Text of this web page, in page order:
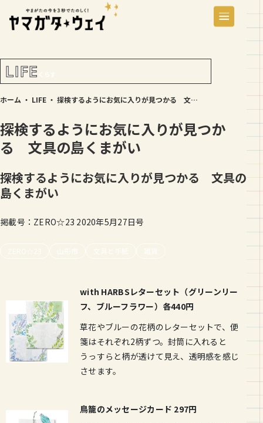
LIFE くらす
ホーム ・ LIFE ・ 探検するようにお気に入りが見つかる 文具の島くまがい
探検するようにお気に入りが見つか
る 文具の島くまがい
探検するようにお気に入りが見つかる 文具の
島くまがい
掲載号：ZERO☆23 2020年5月27日号
ZERO☆23 山形市 文具と手紙 雑貨
with HARBSレターセット （グリーンリー
フ、ブルーフラワー）各440円
草花やブルーの花柄のレターセットで、便
箋はそれぞれ2柄ずつ。封筒に入れると
うっすらと柄が透けて見え、透明感を感じ
させます。
鳥籠のメッセージカード 297円